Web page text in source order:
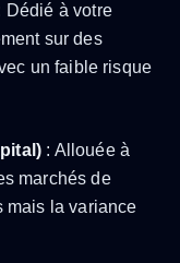
Dédié à votre
sur des
un faible risque
: Allouée à
marchés de
mais la variance